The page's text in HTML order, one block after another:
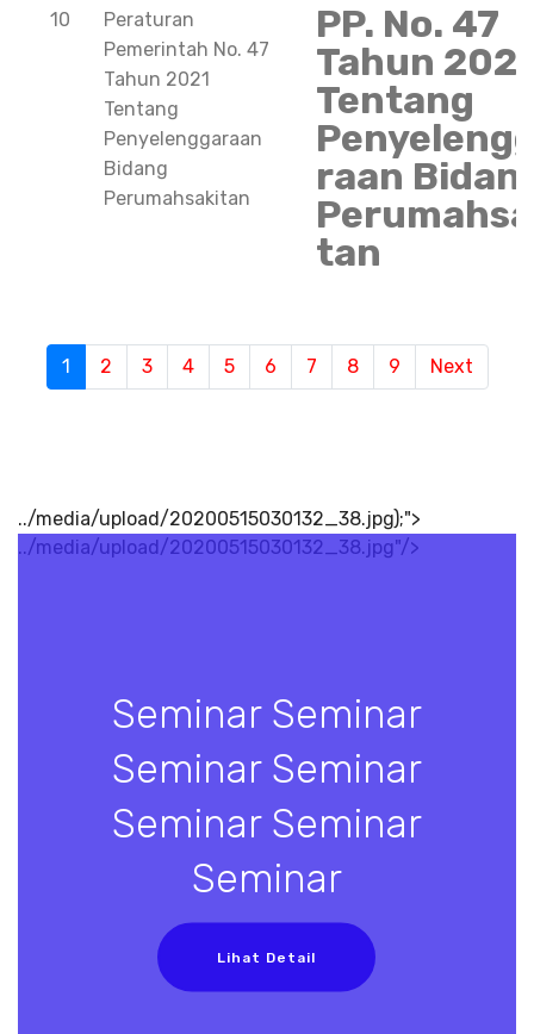
10
Peraturan
Pemerintah No. 47
Tahun 2021
Tentang
Penyelenggaraan
Bidang
Perumahsakitan
PP. No. 47
Tahun
Tentang
raan
tan
1 (current)
2 3 4 5 6 7 8 9 Next
../media/upload/20200515030132_38.jpg);">
../media/upload/20200515030132_38.jpg"/>
Seminar Seminar
Seminar Seminar
Seminar Seminar
Seminar
Lihat Detail